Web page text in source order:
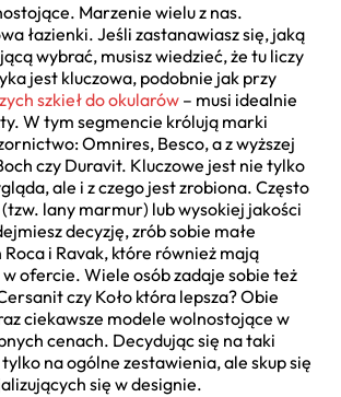
Marzenie wielu z nas.
łazienki. Jeśli zastanawiasz się, jaką
wybrać, musisz wiedzieć, że tu liczy
jest kluczowa, podobnie jak przy
szkieł do okularów – musi idealnie
W tym segmencie królują marki
Omnires, Besco, a z wyższej
czy Duravit. Kluczowe jest nie tylko
ale i z czego jest zrobiona. Często
lany marmur) lub wysokiej jakości
decyzję, zrób sobie małe
i Ravak, które również mają
ofercie. Wiele osób zadaje sobie też
czy Koło która lepsza? Obie
ciekawsze modele wolnostojące w
cenach. Decydując się na taki
na ogólne zestawienia, ale skup się
się w designie.